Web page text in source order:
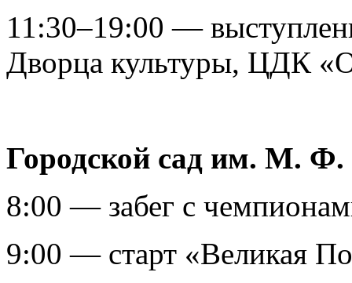
11:30–19:00 —
Дворца культуры, ЦДК
Городской сад им. М.
8:00 — забег с
9:00 — старт «Великая